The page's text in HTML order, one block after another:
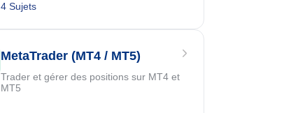
4 Sujets
MetaTrader (MT4 / MT5)
Trader et gérer des positions sur MT4 et
MT5